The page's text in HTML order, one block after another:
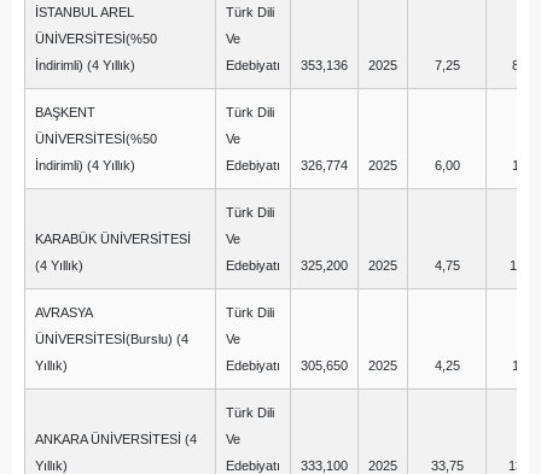
İSTANBUL AREL
ÜNİVERSİTESİ(%50
İndirimli) (4 Yıllık)
Türk Dili
Ve
Edebiyatı
353,136 2025 7,25 8,25
BAŞKENT
ÜNİVERSİTESİ(%50
İndirimli) (4 Yıllık)
Türk Dili
Ve
Edebiyatı
326,774 2025 6,00 1,00
KARABÜK ÜNİVERSİTESİ
(4 Yıllık)
Türk Dili
Ve
Edebiyatı
325,200 2025 4,75 11,25
AVRASYA
ÜNİVERSİTESİ(Burslu) (4
Yıllık)
Türk Dili
Ve
Edebiyatı
305,650 2025 4,25 1,50
ANKARA ÜNİVERSİTESİ (4
Yıllık)
Türk Dili
Ve
Edebiyatı
333,100 2025 33,75 13,75